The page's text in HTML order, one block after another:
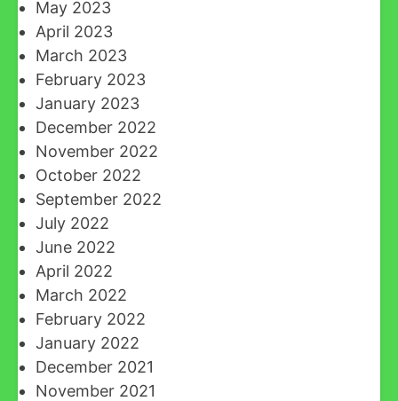
May 2023
April 2023
March 2023
February 2023
January 2023
December 2022
November 2022
October 2022
September 2022
July 2022
June 2022
April 2022
March 2022
February 2022
January 2022
December 2021
November 2021